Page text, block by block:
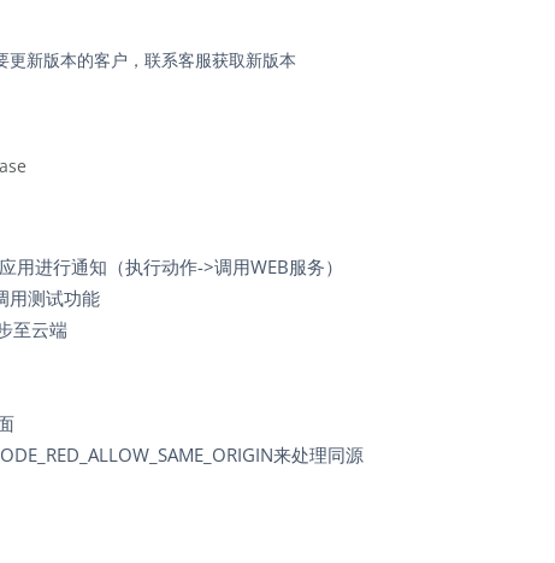
新版本的客户，联系客服获取新版本
进行通知（执行动作->调用WEB服务）
用测试功能
至云端
来处理同源